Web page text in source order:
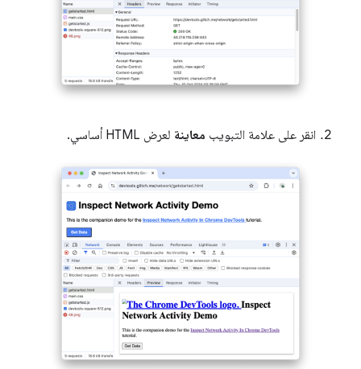
انقر على علامة التبويب معاينة لعرض HTML أساسي.